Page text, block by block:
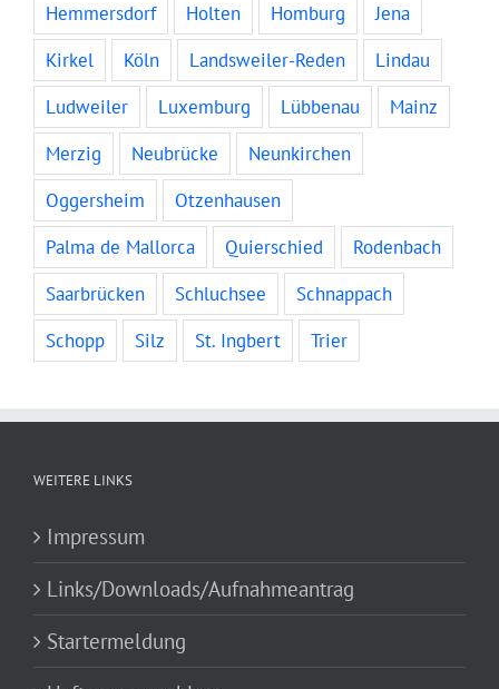
Hemmersdorf
Holten Homburg
Jena
Kirkel
Köln Landsweiler-Reden
Lindau
Ludweiler
Luxemburg Lübbenau
Mainz
Merzig
Neubrücke
Neunkirchen
Oggersheim
Otzenhausen
Palma de Mallorca
Quierschied
Rodenbach
Saarbrücken
Schluchsee
Schnappach
Schopp
Silz St. Ingbert Trier
WEITERE LINKS
Impressum
Links/Downloads/Aufnahmeantrag
Startermeldung